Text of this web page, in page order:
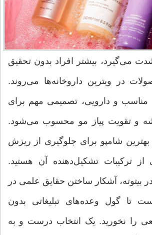
می‌گیرد، بیشتر افراد بدون تحقیق
در ویترین داروخانه‌ها می‌روند.
و دارویی، تصمیمی مهم برای
و تقویت پیاز مو محسوب می‌شود.
بهترین شامپو برای جلوگیری از ریزش
از ترکیبات تشکیل‌دهنده آن هستید.
آشکار ساختن حقایق علمی در
تا گول وعده‌های تبلیغاتی بدون
را نخورید. یک انتخاب درست و به